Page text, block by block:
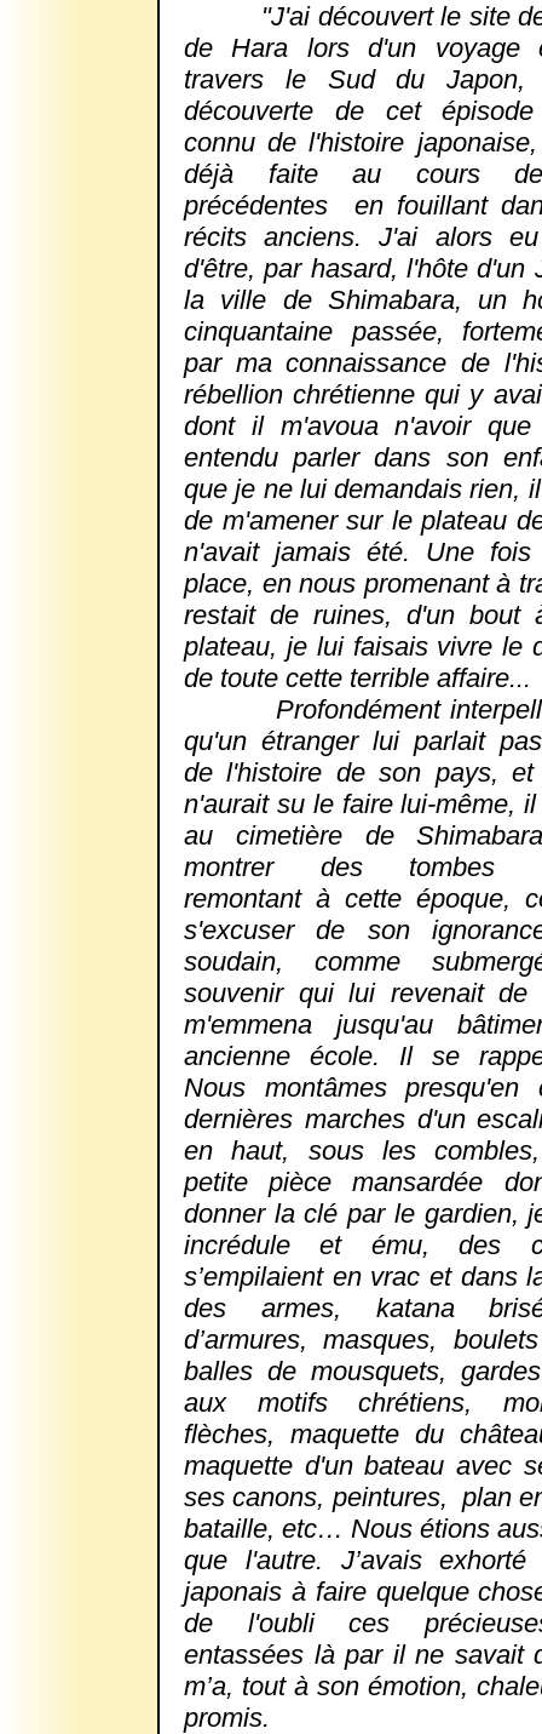
"J'ai découvert le site de
de Hara lors d'un voyage
travers le Sud du Japon,
découverte de cet
connu de l'histoire
déjà faite au cours
précédentes
en fouillant
récits anciens. J'ai alors
d'être, par hasard, l'hôte d'un
la ville de Shimabara, un
cinquantaine passée,
par ma connaissance de
rébellion chrétienne qui y
dont il m'avoua n'avoir que
entendu parler dans son
que je ne lui demandais rien,
de m'amener sur le plateau
n'avait jamais été. Une fois
place, en nous promenant à
restait de ruines, d'un bout
plateau, je lui faisais vivre le
de toute cette terrible affaire...
Profondément
qu'un étranger lui parlait
de l'histoire de son pays,
n'aurait su le faire lui-même,
au cimetière de
montrer des tombes
remontant à cette époque,
s'excuser de son
soudain, comme
souvenir qui lui revenait
m'emmena jusqu'au
ancienne école. Il se
Nous montâmes presqu'en
dernières marches d'un
en haut, sous les
petite pièce mansardée
donner la clé par le gardien,
incrédule et ému, des
s’empilaient en vrac et dans
des armes, katana
d’armures, masques,
balles de mousquets,
aux motifs chrétiens,
flèches, maquette du
maquette d'un bateau avec
ses canons, peintures, plan
bataille, etc… Nous étions
que l'autre. J’avais
japonais à faire quelque
de l'oubli ces
entassées là par il ne savait
m’a, tout à son émotion,
promis.